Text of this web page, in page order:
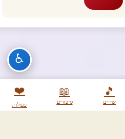
🎵
שירים
📖
סיפורים
❤️
פעולות
♿